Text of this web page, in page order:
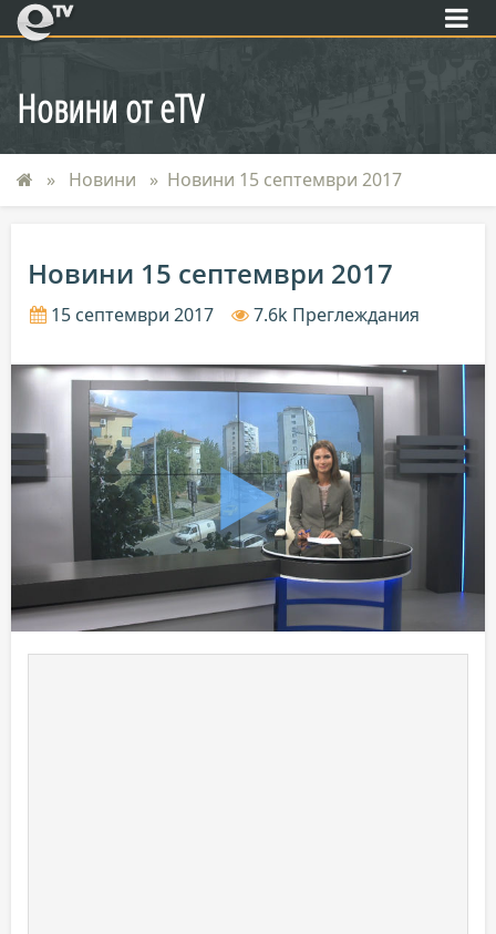
eTV
Новини от eTV
Новини Новини 15 септември 2017
Новини 15 септември 2017
15 септември 2017 7.6k Преглеждания